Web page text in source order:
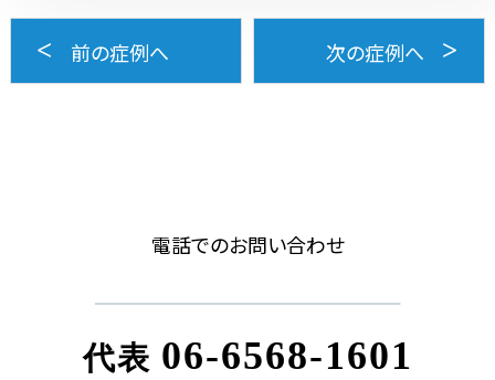
前の症例へ 次の症例へ
電話でのお問い合わせ
代表 06-6568-1601